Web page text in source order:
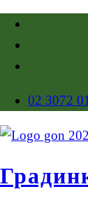
02 3072